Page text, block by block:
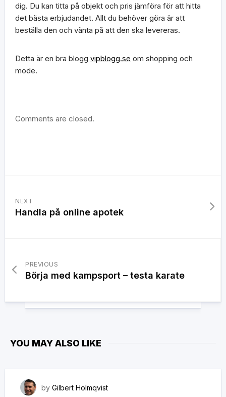
dig. Du kan titta på objekt och pris jämföra för att hitta
det bästa erbjudandet. Allt du behöver göra är att
beställa den och vänta på att den ska levereras.
Detta är en bra blogg vipblogg.se om shopping och
mode.
Comments are closed.
NEXT
Handla på online apotek
PREVIOUS
Börja med kampsport – testa karate
YOU MAY ALSO LIKE
by Gilbert Holmqvist